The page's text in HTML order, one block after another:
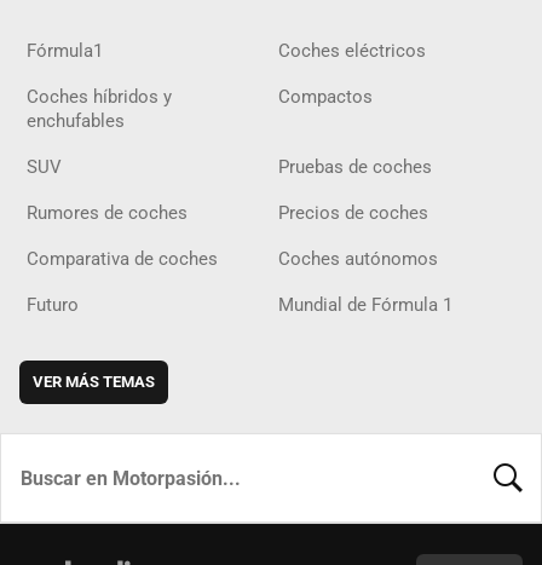
Fórmula1 Coches eléctricos
Coches híbridos y
enchufables
Compactos
SUV Pruebas de coches
Rumores de coches Precios de coches
Comparativa de coches Coches autónomos
Futuro Mundial de Fórmula 1
VER MÁS TEMAS